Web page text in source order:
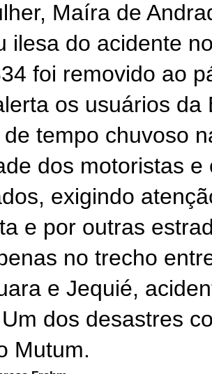
Maíra de
ilesa do acidente
foi removido ao
os usuários
tempo chuvoso
dos motoristas
exigindo
e por outras
no trecho
e Jequié,
dos desastres
Mutum.